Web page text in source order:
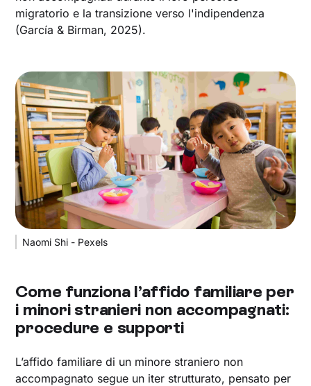
migratorio e la transizione verso l'indipendenza
(García & Birman, 2025).
Naomi Shi - Pexels
Come funziona l’affido familiare per
i minori stranieri non accompagnati:
procedure e supporti
L’affido familiare di un minore straniero non
accompagnato segue un iter strutturato, pensato per